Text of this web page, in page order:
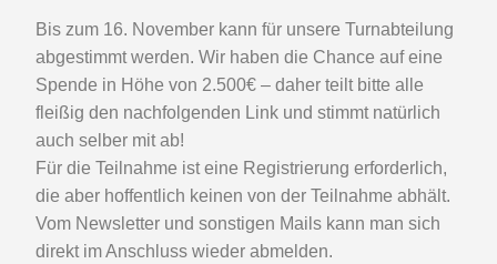
Bis zum 16. November kann für unsere Turnabteilung
abgestimmt werden. Wir haben die Chance auf eine
Spende in Höhe von 2.500€ – daher teilt bitte alle
fleißig den nachfolgenden Link und stimmt natürlich
auch selber mit ab!
Für die Teilnahme ist eine Registrierung erforderlich,
die aber hoffentlich keinen von der Teilnahme abhält.
Vom Newsletter und sonstigen Mails kann man sich
direkt im Anschluss wieder abmelden.